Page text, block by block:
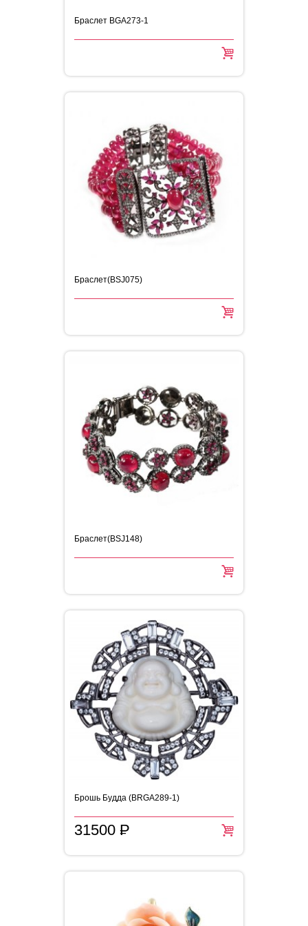
Браслет BGA273-1
Браслет(BSJ075)
Браслет(BSJ148)
Брошь Будда (BRGA289-1)
31500 =
P